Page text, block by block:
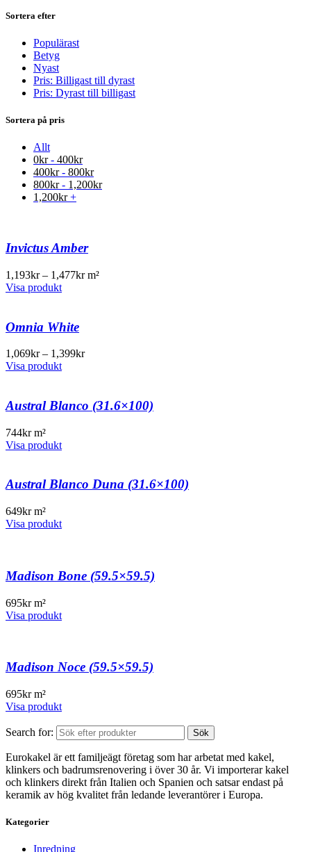
Sortera efter
Populärast
Betyg
Nyast
Pris: Billigast till dyrast
Pris: Dyrast till billigast
Sortera på pris
Allt
0kr- 400kr
400kr- 800kr
800kr- 1,200kr
1,200kr+
Invictus Amber
1,193kr– 1,477krm²
Visa produkt
Omnia White
1,069kr– 1,399kr
Visa produkt
Austral Blanco (31.6×100)
744krm²
Visa produkt
Austral Blanco Duna (31.6×100)
649krm²
Visa produkt
Madison Bone (59.5×59.5)
695krm²
Visa produkt
Madison Noce (59.5×59.5)
695krm²
Visa produkt
Search for: Sök
Eurokakel är ett familjeägt företag som har arbetat med kakel,
klinkers och badrumsrenovering i över 30 år. Vi importerar kakel
och klinkers direkt från Italien och Spanien och satsar endast på
keramik av hög kvalitet från ledande leverantörer i Europa.
Kategorier
Inredning